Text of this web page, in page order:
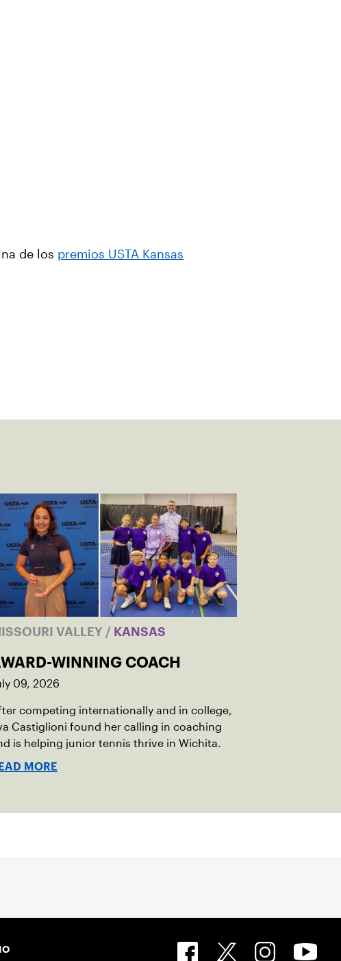
de los premios USTA Kansas
VALLEY / KANSAS
WINNING COACH
09, 2026
competing internationally and in college,
Castiglioni found her calling in coaching
is helping junior tennis thrive in Wichita.
MORE